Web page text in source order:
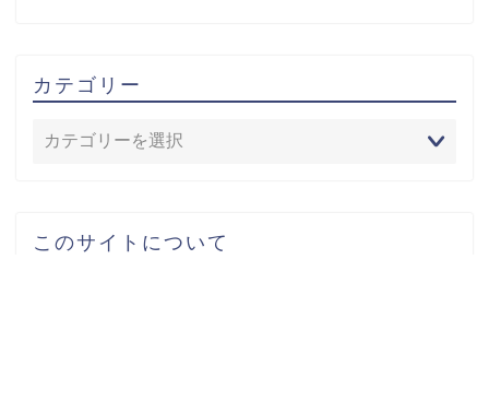
カテゴリー
このサイトについて